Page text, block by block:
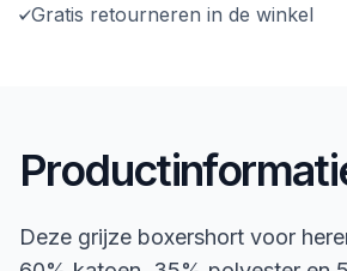
Gratis retourneren in de winkel
Deze grijze boxershort voor